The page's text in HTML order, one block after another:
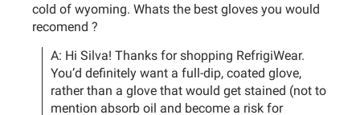
cold of wyoming. Whats the best gloves you would
recomend ?
A: Hi Silva! Thanks for shopping RefrigiWear.
You’d definitely want a full-dip, coated glove,
rather than a glove that would get stained (not to
mention absorb oil and become a risk for